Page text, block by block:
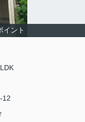
イント
12